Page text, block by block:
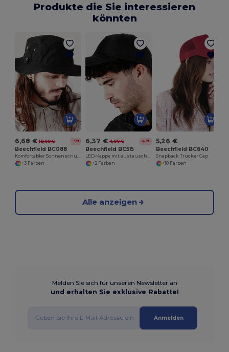
Produkte die Sie interessieren
könnten
6,68 € 10,00 € -33%
Beechfield BC088
+3 Farben
6,37 € 11,00 € -42%
Beechfield BC515
+2 Farben
5,26 €
Beechfield BC640
Snapback Trucker Cap
+10 Farben
Alle anzeigen
Melden Sie sich für unseren Newsletter an
und erhalten Sie exklusive Rabatte!
Anmelden